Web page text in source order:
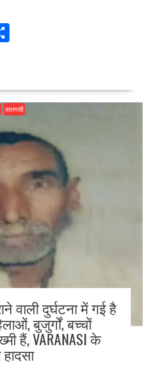
S
e
वाराणसी
वाली दुर्घटना में गई है
बुजुर्गों, बच्चों
हैं, VARANASI के